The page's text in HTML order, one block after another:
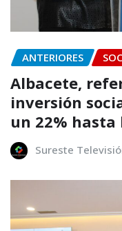
ANTERIORES
Albacete,
inversión
un 22% hasta
Sureste